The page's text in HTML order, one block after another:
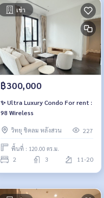
เช่า
฿300,000
✨ Ultra Luxury Condo For rent :
98 Wireless
วิทยุ ชิดลม หลังสวน 227
พื้นที่ : 120.00 ตร.ม.
2 3 11-20